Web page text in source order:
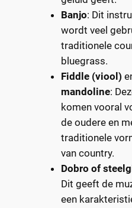
Banjo: Dit
wordt veel
traditionele
bluegrass.
Fiddle (viool)
mandoline:
komen vooral
de oudere en
traditionele
van country.
Dobro of
Dit geeft de
een